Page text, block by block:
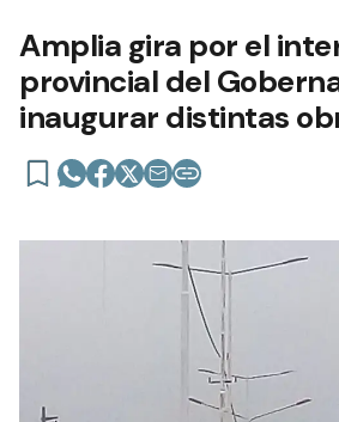
Amplia gira por el
provincial del
inaugurar distintas